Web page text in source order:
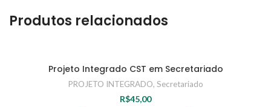
Produtos relacionados
Projeto Integrado CST em Secretariado
PROJETO INTEGRADO, Secretariado
R$45,00